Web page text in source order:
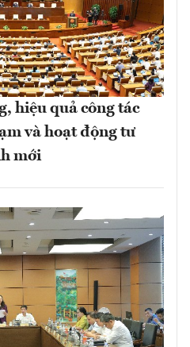
hiệu quả công tác
và hoạt động tư
mới